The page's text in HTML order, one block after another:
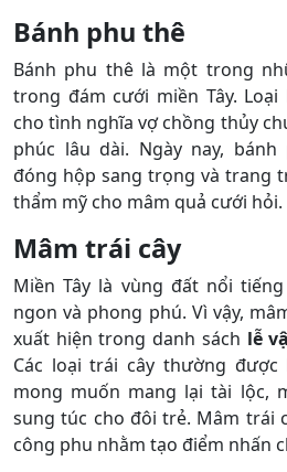
Bánh phu thê
Bánh phu thê là một trong
trong đám cưới miền Tây.
cho tình nghĩa vợ chồng thủy
phúc lâu dài. Ngày nay,
đóng hộp sang trọng và trang
thẩm mỹ cho mâm quả cưới hỏi.
Mâm trái cây
Miền Tây là vùng đất nổi
ngon và phong phú. Vì vậy,
xuất hiện trong danh sách lễ
Các loại trái cây thường
mong muốn mang lại tài lộc,
sung túc cho đôi trẻ. Mâm trái
công phu nhằm tạo điểm nhấn